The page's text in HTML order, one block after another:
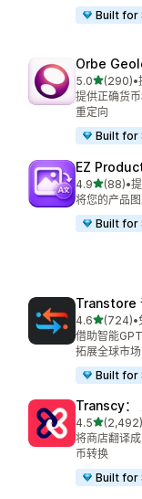
Built for
Orbe
5.0星（满分
(290)
总共 290 条•
提供正确货
重定向
Built for
EZ
4.9星（满分
(88)
总共 88 条评
•
将您的产品
Built for
Transtore
4.6星（满分
(724)
总共 724 条•
借助智能
拓展全球市场
Built for
Transcy：
4.5星（满分
(2,492)
总共 2492
将商店翻译
币转换
Built for